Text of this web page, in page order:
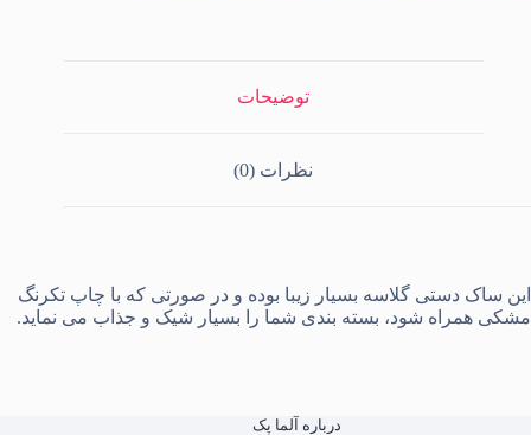
توضیحات
نظرات (0)
این ساک دستی گلاسه بسیار زیبا بوده و در صورتی که با چاپ تکرنگ
مشکی همراه شود، بسته بندی شما را بسیار شیک و جذاب می نماید.
درباره آلما پک